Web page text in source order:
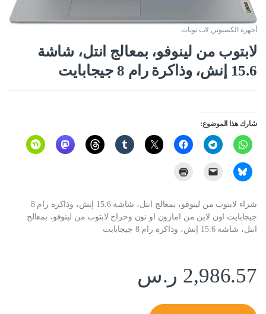
أجهزة الكمبيوتر , لاب توبات
لابتوب من لينوفو، بمعالج انتل، شاشة
15.6 إنش، وذاكرة رام 8 جيجابايت
شارك هذا الموضوع:
شراء لابتوب من لينوفو، بمعالج انتل، شاشة 15.6 إنش، وذاكرة رام 8
جيجابايت اون لاين من امازون او نون وحراج لابتوب من لينوفو، بمعالج
انتل، شاشة 15.6 إنش، وذاكرة رام 8 جيجابايت
2,986.57 ر.س